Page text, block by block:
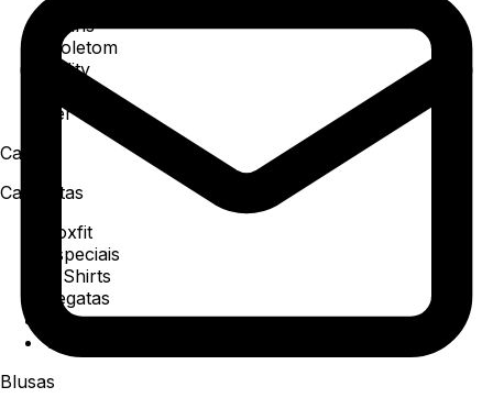
Jeans
Moletom
Utility
Ver todos
Camisa
Camisetas
Boxfit
Especiais
T-Shirts
Regatas
Polo
Ver todos
Blusas